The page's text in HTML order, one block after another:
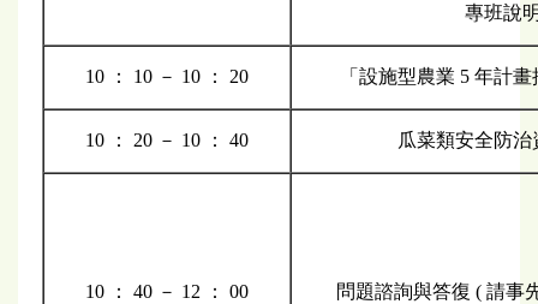
專班說
10 ： 10 － 10 ： 20 「設施型農業 5 年計
10 ： 20 － 10 ： 40 瓜菜類安全防治
10 ： 40 － 12 ： 00 問題諮詢與答復 ( 請事